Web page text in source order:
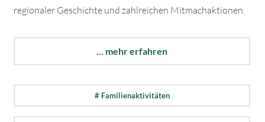
regionaler Geschichte und zahlreichen Mitmachaktionen.
... mehr erfahren
# Familienaktivitäten